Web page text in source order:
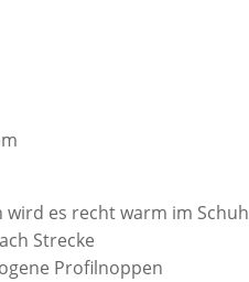
es recht warm im Schuh
Strecke
Profilnoppen